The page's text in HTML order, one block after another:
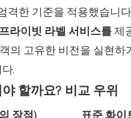
격한 기준을 적용했습니
프라이빗 라벨 서비스를제
의 고유한 비전을 실현
.
할까요? 비교 우위
장점)
표준 화이